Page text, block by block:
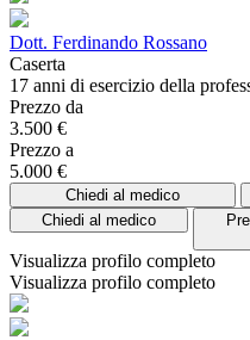
Dott. Ferdinando Rossano
Caserta
17 anni di esercizio della
Prezzo da
3.500 €
Prezzo a
5.000 €
Chiedi al medico
Chiedi al medico
Visualizza profilo completo
Visualizza profilo completo